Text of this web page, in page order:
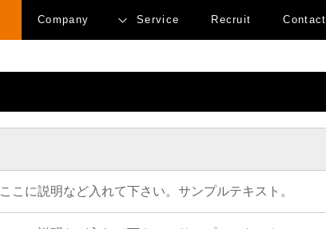
Company Service Recruit Contact
ここに説明など入れて下さい。サンプルテキスト。